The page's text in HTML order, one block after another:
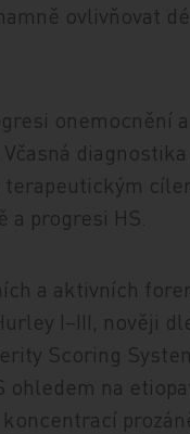
ovlivňovat
onemocnění
progresi HS.
a aktivních
I–III, nověji
Scoring
ohledem na